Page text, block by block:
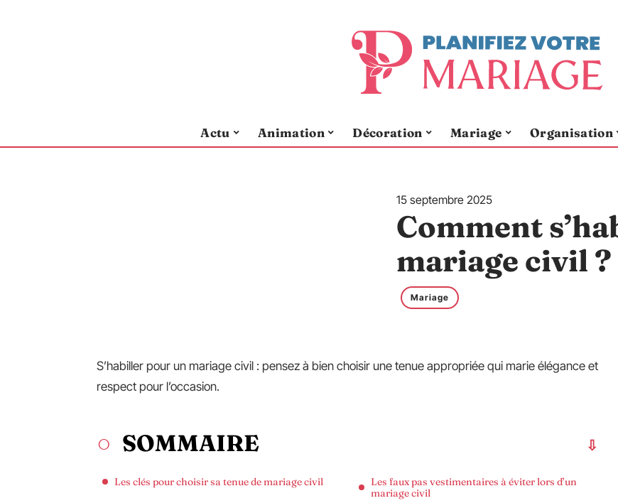
Actu Animation Décoration Mariage Organisation
15 septembre 2025
Comment
mariage civil ?
Mariage
S’habiller pour un mariage civil : pensez à bien choisir une tenue appropriée qui marie élégance et
respect pour l’occasion.
SOMMAIRE
Les clés pour choisir sa tenue de mariage civil
Les faux pas vestimentaires à éviter lors d’un
mariage civil